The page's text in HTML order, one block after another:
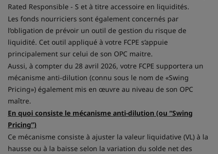
Rated Responsible - S et à titre accessoire en liquidités.
Les fonds nourriciers sont également concernés par
l’obligation de prévoir un outil de gestion du risque de
liquidité. Cet outil appliqué à votre FCPE s’appuie
principalement sur celui de son OPC maitre.
Aussi, à compter du 28 avril 2026, votre FCPE supportera un
mécanisme anti-dilution (connu sous le nom de «Swing
Pricing») également mis en œuvre au niveau de son OPC
maître.
En quoi consiste le mécanisme anti-dilution (ou “Swing
Pricing”)
Ce mécanisme consiste à ajuster la valeur liquidative (VL) à la
hausse ou à la baisse selon la variation du solde net des